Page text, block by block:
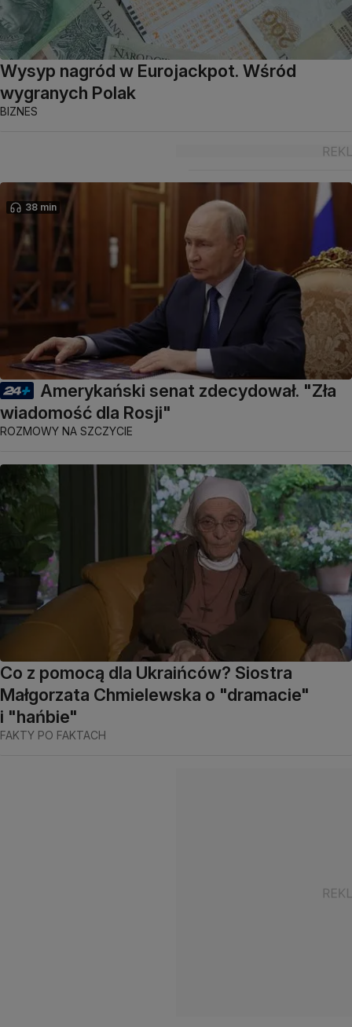
Wysyp nagród w Eurojackpot. Wśród
wygranych Polak
BIZNES
38 min
Amerykański senat zdecydował. "Zła
wiadomość dla Rosji"
ROZMOWY NA SZCZYCIE
Co z pomocą dla Ukraińców? Siostra
Małgorzata Chmielewska o "dramacie"
i "hańbie"
FAKTY PO FAKTACH